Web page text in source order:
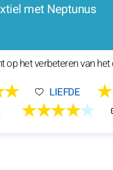
met Neptunus
het verbeteren van
LIEFDE
★★★★★